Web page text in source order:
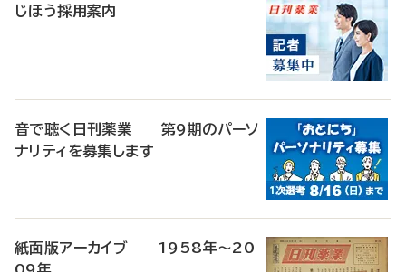
じほう採用案内
音で聴く日刊薬業 第9期のパーソ
ナリティを募集します
紙面版アーカイブ 1958年～20